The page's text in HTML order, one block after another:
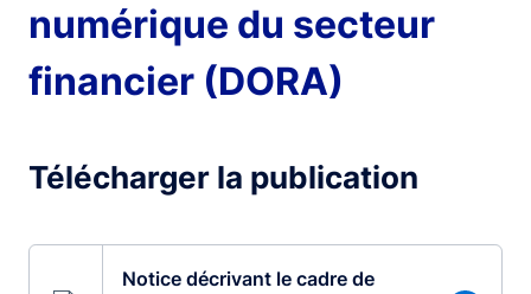
numérique du secteur
financier (DORA)
Télécharger la publication
Notice décrivant le cadre de